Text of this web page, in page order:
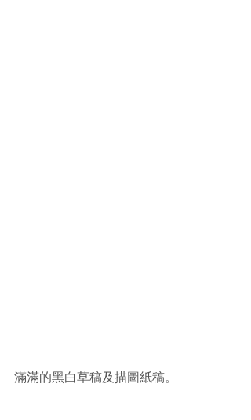
滿滿的黑白草稿及描圖紙稿。